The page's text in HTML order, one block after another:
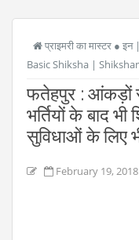
प्राइमरी का मास्टर ●
Basic Shiksha |
फतेहपुर : आंकड़ों
भर्तियों के बाद
सुविधाओं के लिए
February 19, 2018